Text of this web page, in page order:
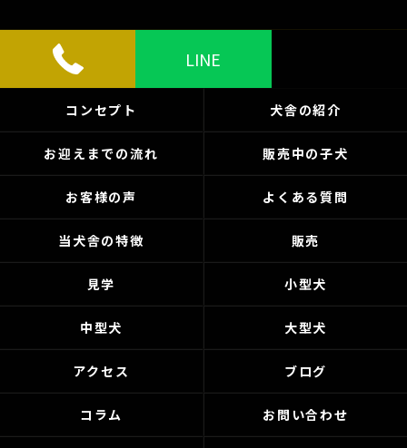
LINE
コンセプト 犬舎の紹介
お迎えまでの流れ 販売中の子犬
お客様の声 よくある質問
当犬舎の特徴 販売
見学 小型犬
中型犬 大型犬
アクセス ブログ
コラム お問い合わせ